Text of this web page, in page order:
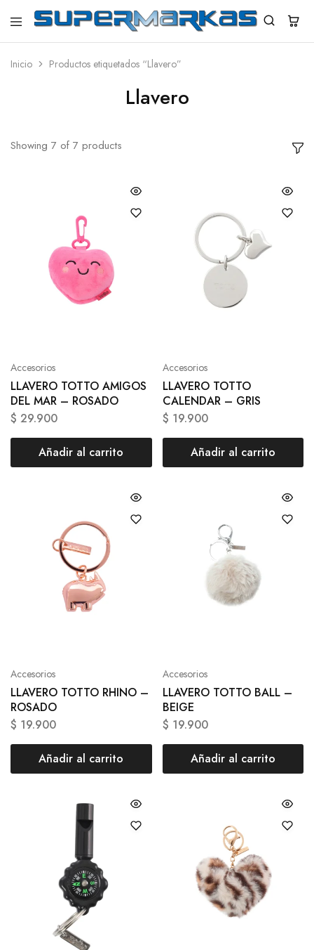
SuperMarkas
Ropa
con
Inicio Productos etiquetados “Llavero”
Llavero
Showing 7 of 7 products
Accesorios
LLAVERO TOTTO AMIGOS
DEL MAR – ROSADO
$ 29.900
Añadir al carrito
Accesorios
LLAVERO TOTTO
CALENDAR – GRIS
$ 19.900
Añadir al carrito
Accesorios
LLAVERO TOTTO RHINO –
ROSADO
$ 19.900
Añadir al carrito
Accesorios
LLAVERO TOTTO BALL –
BEIGE
$ 19.900
Añadir al carrito